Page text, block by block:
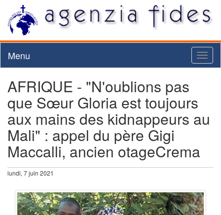
Menu
AFRIQUE - "N'oublions pas
que Sœur Gloria est toujours
aux mains des kidnappeurs au
Mali" : appel du père Gigi
Maccalli, ancien otageCrema
lundi, 7 juin 2021